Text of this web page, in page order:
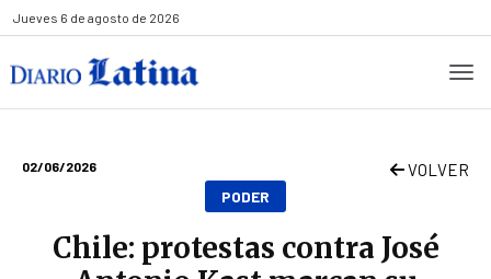
Jueves 6 de agosto de 2026
02/06/2026 VOLVER
PODER
Chile: protestas contra José